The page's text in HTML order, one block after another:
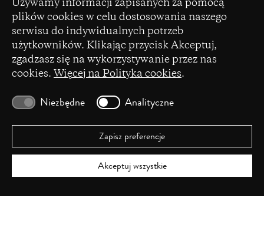
Używamy informacji zapisanych za pomocą
plików cookies w celu dostosowania naszego
serwisu do indywidualnych potrzeb
użytkowników. Klikając przycisk Akceptuj,
zgadzasz się na wykorzystywanie przez nas
cookies. Więcej na Polityka cookies.
Niezbędne Analityczne
Zapisz preferencje
Akceptuj wszystkie
a
new
window)
Promocji Kultury – państwowego funduszu celowego
(opens
a
Ministerstwa Nauki i Szkolnictwa Wyższego na
podstawie umowy Nr 86/WCN/2019/1 z dnia 19
lipca 2019 r. z pomocy przyznanej w ramach
programu „Wsparcie dla czasopism naukowych”.